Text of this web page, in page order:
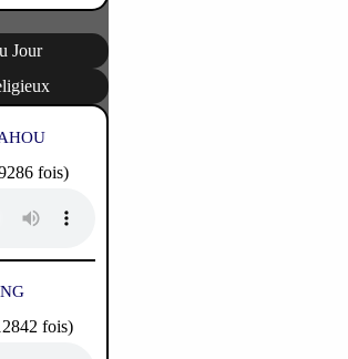
Jour
fois)
fois)